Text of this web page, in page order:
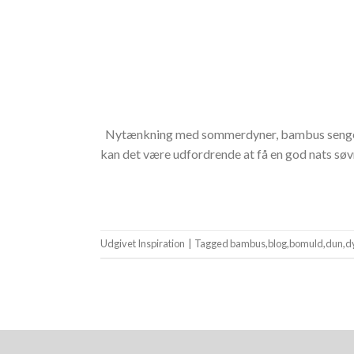
Nytænkning med sommerdyner, bambus
kan det være udfordrende at få en god nats
UdgivetInspiration Taggedbambus,blog,bomuld,dun,